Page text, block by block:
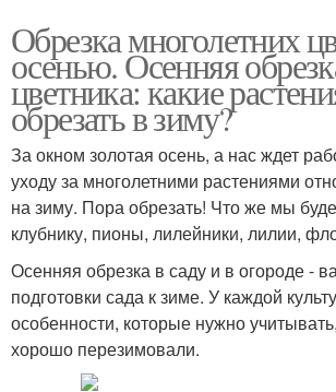
Обрезка многолетних
осенью. Осенняя
цветника: какие
обрезать в зиму?
За окном золотая осень, а нас ждет
уходу за многолетними растениями
на зиму. Пора обрезать! Что же мы
клубнику, пионы, лилейники, лилии,
Осенняя обрезка в саду и в огороде -
подготовки сада к зиме. У каждой
особенности, которые нужно
хорошо перезимовали.